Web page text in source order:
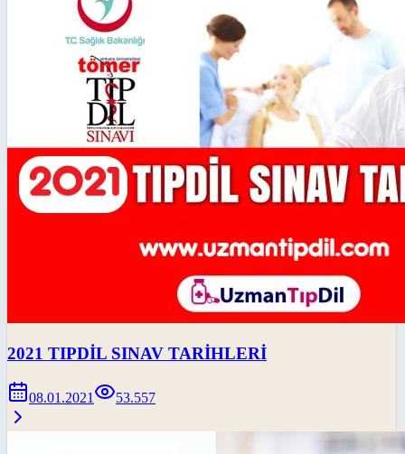
2021 TIPDİL SINAV TARİHLERİ
08.01.2021 53.557